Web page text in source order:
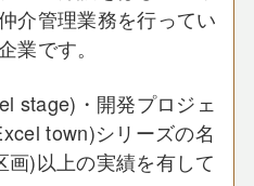
介管理業務を行ってい
業です。
stage)・開発プロジェ
town)シリーズの名
)以上の実績を有して